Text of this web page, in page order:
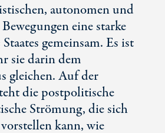
autonomen und
eine starke
gemeinsam. Es ist
sie darin dem
gleichen. Auf der
die postpolitische
Strömung, die sich
kann, wie